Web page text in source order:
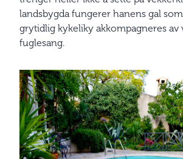
landsbygda fungerer hanens gal
grytidlig kykeliky akkompagneres av
fuglesang.